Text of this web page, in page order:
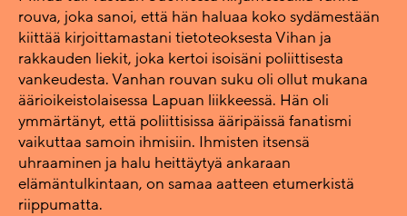
rouva, joka sanoi, että hän haluaa koko sydämestään
kiittää kirjoittamastani tietoteoksesta Vihan ja
rakkauden liekit, joka kertoi isoisäni poliittisesta
vankeudesta. Vanhan rouvan suku oli ollut mukana
äärioikeistolaisessa Lapuan liikkeessä. Hän oli
ymmärtänyt, että poliittisissa ääripäissä fanatismi
vaikuttaa samoin ihmisiin. Ihmisten itsensä
uhraaminen ja halu heittäytyä ankaraan
elämäntulkintaan, on samaa aatteen etumerkistä
riippumatta.